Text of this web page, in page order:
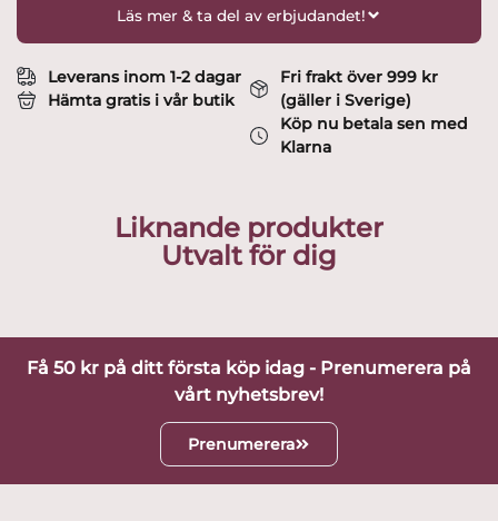
Läs mer & ta del av erbjudandet!
Leverans inom 1-2 dagar
Hämta gratis i vår butik
Fri frakt över 999 kr
(gäller i Sverige)
Köp nu betala sen med
Klarna
Liknande produkter
Utvalt för dig
Få 50 kr på ditt första köp idag - Prenumerera på
vårt nyhetsbrev!
Prenumerera